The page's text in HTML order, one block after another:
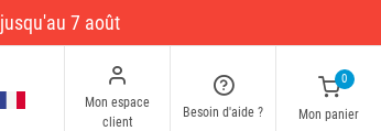
jusqu'au 7 août
Mon espace
client
Besoin d'aide ?
0
Mon panier